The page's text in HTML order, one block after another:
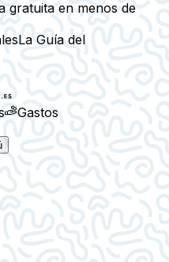
gratuita en menos de
La Guía del
Gastos